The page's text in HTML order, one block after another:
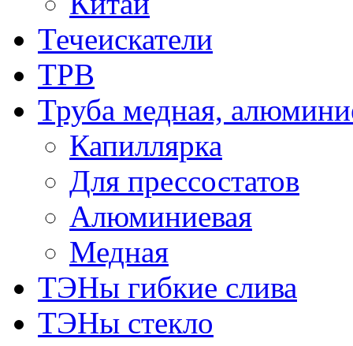
Течеискатели
ТРВ
Труба медная,
Капиллярка
Для прессостатов
Алюминиевая
Медная
ТЭНы гибкие слива
ТЭНы стекло